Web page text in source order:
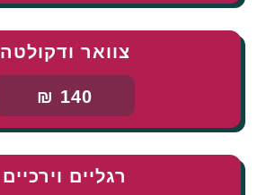
צוואר ודקולטה
140 ₪
רגליים וירכיים